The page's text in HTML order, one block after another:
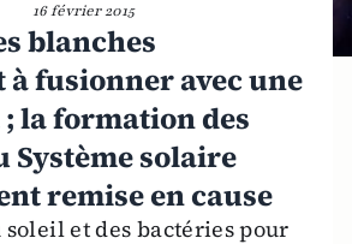
16 février 2015
blanches
à fusionner avec une
la formation des
Système solaire
remise en cause
soleil et des bactéries pour